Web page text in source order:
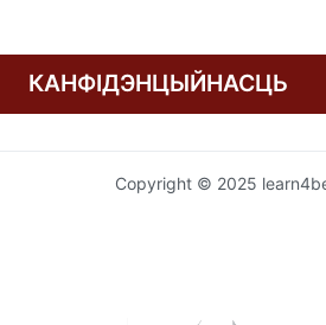
КАНФІДЭНЦЫЙНАСЦЬ
Copyright © 2025